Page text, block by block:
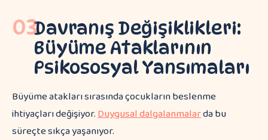
03Davranış Değişiklikleri:
Büyüme Ataklarının
Psikososyal Yansımaları
Büyüme atakları sırasında çocukların beslenme
ihtiyaçları değişiyor.Duygusal dalgalanmalarda bu
süreçte sıkça yaşanıyor.